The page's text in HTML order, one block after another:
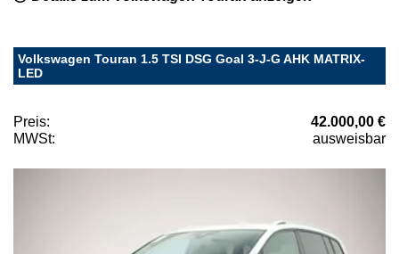
Volkswagen Touran 1.5 TSI DSG Goal 3-J-G AHK MATRIX-
LED
Preis:
42.000,00 €
MWSt:
ausweisbar